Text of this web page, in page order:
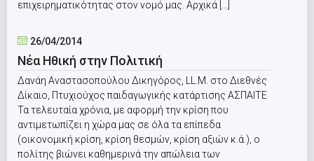
επιχειρηματικότητας στον νομό μας. Αρχικά [...]
26/04/2014
Νέα Ηθική στην Πολιτική
Δανάη Αναστασοπούλου Δικηγόρος, LL.M. στο Διεθνές
Δίκαιο, Πτυχιούχος παιδαγωγικής κατάρτισης ΑΣΠΑΙΤΕ
Τα τελευταία χρόνια, με αφορμή την κρίση που
αντιμετωπίζει η χώρα μας σε όλα τα επίπεδα
(οικονομική κρίση, κρίση θεσμών, κρίση αξιών κ.ά.), ο
πολίτης βιώνει καθημερινά την απώλεια των